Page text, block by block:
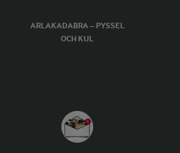
ARLAKADABRA – PYSSEL
OCH KUL